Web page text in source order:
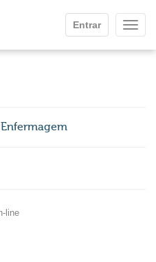
Entrar
Enfermagem
line